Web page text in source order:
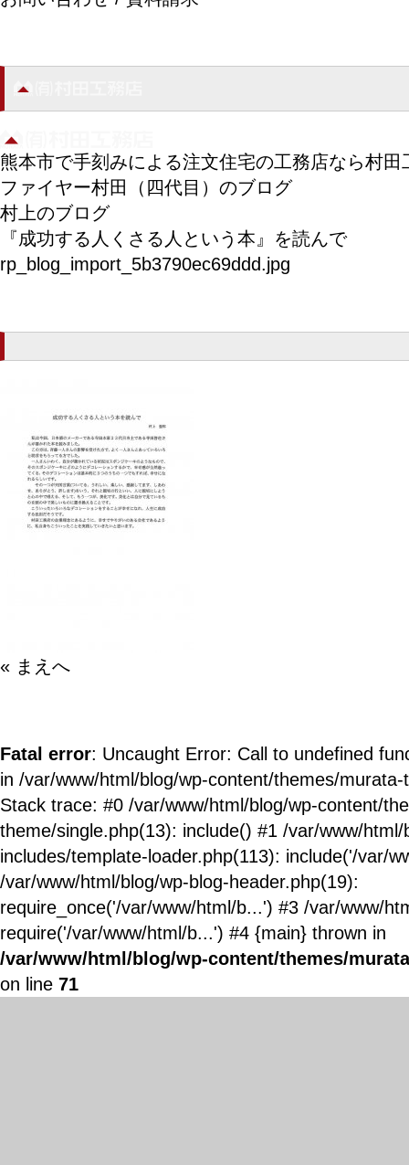
熊本市で手刻みによる注文住宅の工務店なら村田
ファイヤー村田（四代目）のブログ
村上のブログ
『成功する人くさる人という本』を読んで
rp_blog_import_5b3790ec69ddd.jpg
« まえへ
Fatal error: Uncaught Error: Call to undefined
in /var/www/html/blog/wp-content/themes/
Stack trace: #0 /var/www/html/blog/wp-content/
theme/single.php(13): include() #1 /var/www/html/
includes/template-loader.php(113): include('/var/
/var/www/html/blog/wp-blog-header.php(19):
require_once('/var/www/html/b...') #3 /var/www/
require('/var/www/html/b...') #4 {main} thrown in
/var/www/html/blog/wp-content/themes/
on line 71